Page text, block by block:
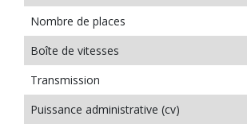
Nombre de places
Boîte de vitesses
Transmission
Puissance administrative (cv)